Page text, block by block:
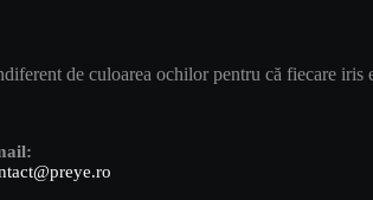
de culoarea ochilor pentru că fiecare iris